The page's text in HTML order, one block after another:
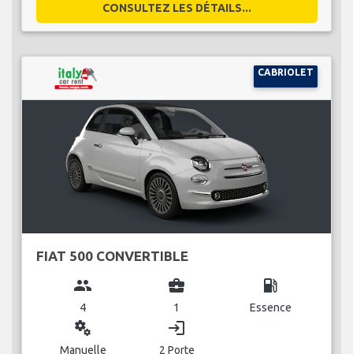
CONSULTEZ LES DÉTAILS...
CABRIOLET
FIAT 500 CONVERTIBLE
group
4
business_center
1
local_gas_station
Essence
miscellaneous_services
Manuelle
login
2 Porte